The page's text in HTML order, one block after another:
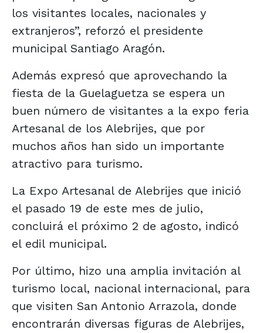
los visitantes locales, nacionales y
extranjeros”, reforzó el presidente
municipal Santiago Aragón.
Además expresó que aprovechando la
fiesta de la Guelaguetza se espera un
buen número de visitantes a la expo feria
Artesanal de los Alebrijes, que por
muchos años han sido un importante
atractivo para turismo.
La Expo Artesanal de Alebrijes que inició
el pasado 19 de este mes de julio,
concluirá el próximo 2 de agosto, indicó
el edil municipal.
Por último, hizo una amplia invitación al
turismo local, nacional internacional, para
que visiten San Antonio Arrazola, donde
encontrarán diversas figuras de Alebrijes,